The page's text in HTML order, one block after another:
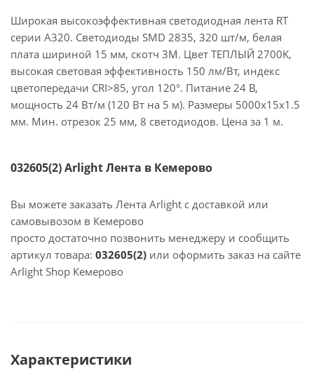
Широкая высокоэффективная светодиодная лента RT
серии A320. Светодиоды SMD 2835, 320 шт/м, белая
плата шириной 15 мм, скотч 3M. Цвет ТЕПЛЫЙ 2700K,
высокая световая эффективность 150 лм/Вт, индекс
цветопередачи CRI>85, угол 120°. Питание 24 В,
мощность 24 Вт/м (120 Вт на 5 м). Размеры 5000x15x1.5
мм. Мин. отрезок 25 мм, 8 светодиодов. Цена за 1 м.
032605(2) Arlight Лента в Кемерово
Вы можете заказать Лента Arlight с доставкой или
самовывозом в Кемерово
просто достаточно позвонить менеджеру и сообщить
артикул товара: 032605(2) или оформить заказ на сайте
Arlight Shop Кемерово
Характеристики